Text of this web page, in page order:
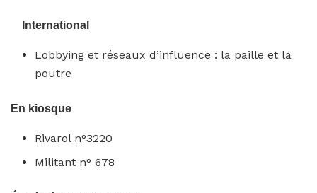
International
Lobbying et réseaux d’influence : la paille et la
poutre
En kiosque
Rivarol n°3220
Militant n° 678